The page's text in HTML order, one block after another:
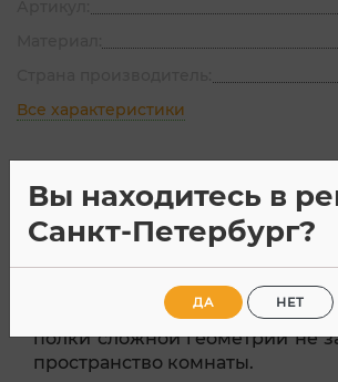
Все характеристики
Описание
Компьютерный стол
смотрится в любом
полки сложной геометрии не
пространство комнаты.
Вы находитесь в
Санкт-Петербург?
ДА НЕТ